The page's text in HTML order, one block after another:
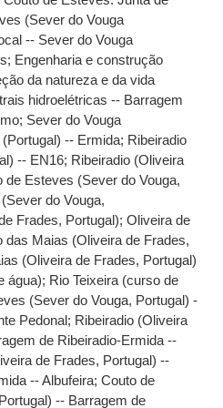
(Sever do Vouga
-- Sever do Vouga
; Engenharia e construção
da natureza e da vida
hidroelétricas -- Barragem
; Sever do Vouga
-- Ermida; Ribeiradio
-- EN16; Ribeiradio (Oliveira
de Esteves (Sever do Vouga,
do Vouga,
Frades, Portugal);Oliveira de
das Maias (Oliveira de Frades,
(Oliveira de Frades, Portugal)
água); Rio Teixeira (curso de
(Sever do Vouga, Portugal) -
Pedonal; Ribeiradio (Oliveira
de Ribeiradio-Ermida --
de Frades, Portugal) --
-- Albufeira;Couto de
-- Barragem de